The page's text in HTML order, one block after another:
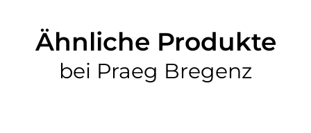
Ähnliche Produkte
bei Praeg Bregenz